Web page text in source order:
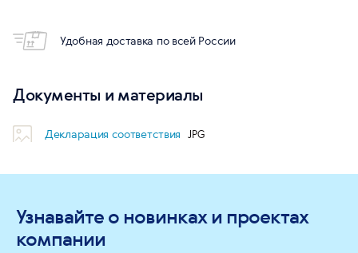
Удобная доставка по всей России
Документы и материалы
Декларация соответствия
Узнавайте о новинках и проектах
компании